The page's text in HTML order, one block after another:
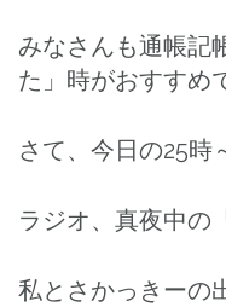
みなさんも通帳記
た」時がおすすめ
さて、今日の25時
ラジオ、真夜中の
私とさかっきーの